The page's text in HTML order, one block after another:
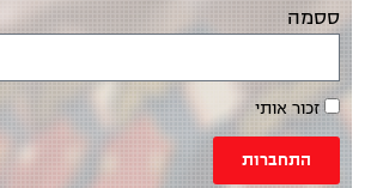
ססמה
זכור אותי
התחברות